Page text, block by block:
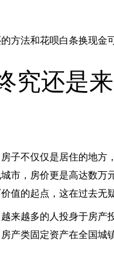
方法和花呗白条换现金
究还是
子不仅仅是居住的地
市，房价更是高达数万
值的起点，这在过去无
来越多的人投身于房产
产类固定资产在全国城